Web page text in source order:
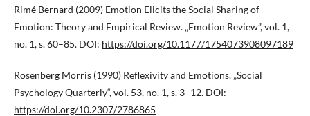
Rimé Bernard (2009) Emotion Elicits the Social Sharing of
Emotion: Theory and Empirical Review. „Emotion Review”, vol. 1,
no. 1, s. 60–85. DOI: https://doi.org/10.1177/1754073908097189
Rosenberg Morris (1990) Reflexivity and Emotions. „Social
Psychology Quarterly“, vol. 53, no. 1, s. 3–12. DOI:
https://doi.org/10.2307/2786865